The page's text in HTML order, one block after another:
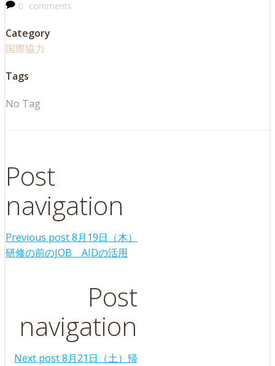
0 comments
Category
国際協力
Tags
No Tag
Post
navigation
Previous post8月19日（木）
研修の前のJOB AIDの活用
Post
navigation
Next post8月21日（土）帰